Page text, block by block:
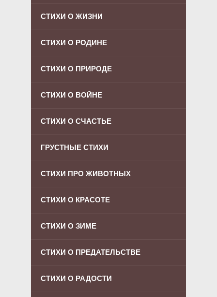
СТИХИ О ЖИЗНИ
СТИХИ О РОДИНЕ
СТИХИ О ПРИРОДЕ
СТИХИ О ВОЙНЕ
СТИХИ О СЧАСТЬЕ
ГРУСТНЫЕ СТИХИ
СТИХИ ПРО ЖИВОТНЫХ
СТИХИ О КРАСОТЕ
СТИХИ О ЗИМЕ
СТИХИ О ПРЕДАТЕЛЬСТВЕ
СТИХИ О РАДОСТИ